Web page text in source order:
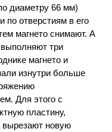
диаметру 66 мм)
по отверстиям в его
магнето снимают. А
три
магнето и
изнутри больше
Для этого с
пластину,
вырезают новую